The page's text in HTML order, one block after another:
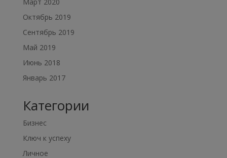
Октябрь 2019
Сентябрь 2019
Май 2019
Июнь 2018
Январь 2017
Категории
Бизнес
Ключ к успеху
Личное